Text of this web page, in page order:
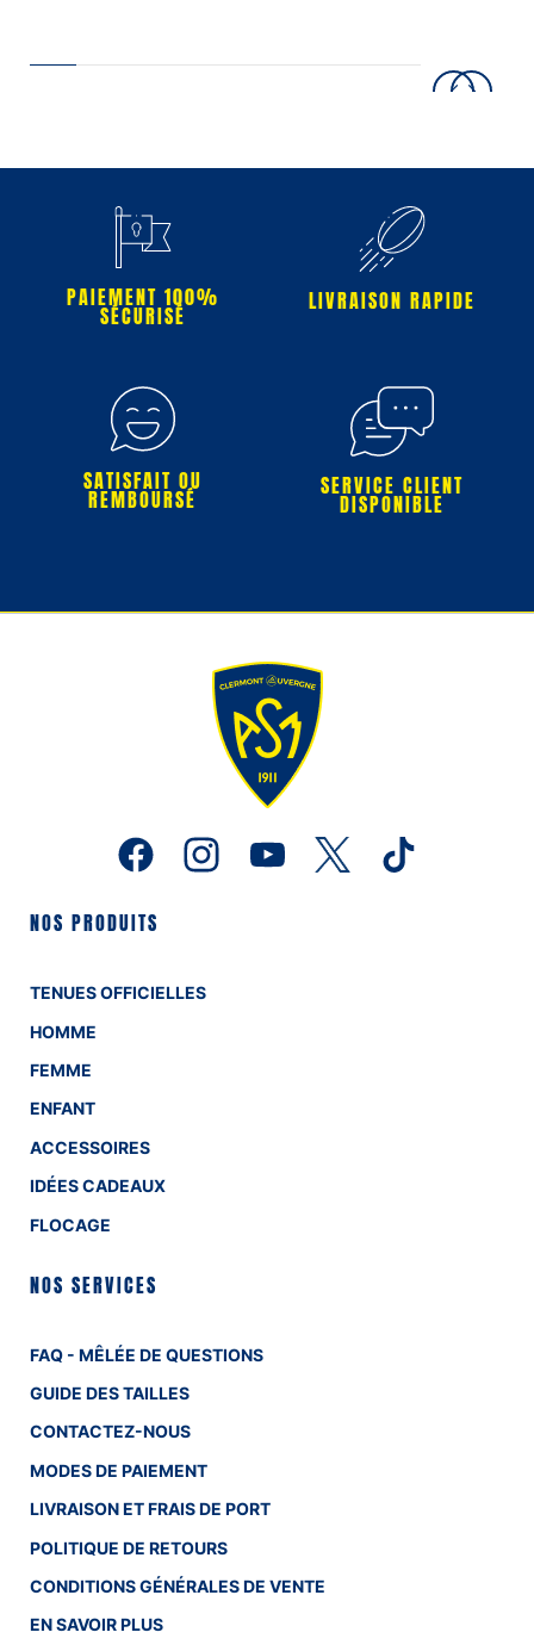
PAIEMENT 100%
SÉCURISÉ
LIVRAISON RAPIDE
SATISFAIT OU
REMBOURSÉ SERVICE CLIENT
DISPONIBLE
NOS PRODUITS
TENUES OFFICIELLES
HOMME
FEMME
ENFANT
ACCESSOIRES
IDÉES CADEAUX
FLOCAGE
NOS SERVICES
FAQ - MÊLÉE DE QUESTIONS
GUIDE DES TAILLES
CONTACTEZ-NOUS
MODES DE PAIEMENT
LIVRAISON ET FRAIS DE PORT
POLITIQUE DE RETOURS
CONDITIONS GÉNÉRALES DE VENTE
EN SAVOIR PLUS